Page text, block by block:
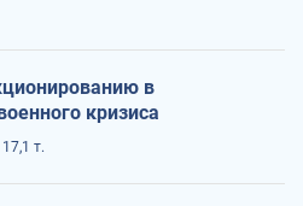
в
кризиса
17,1 т.